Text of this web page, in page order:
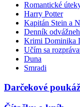
Romantické
Harry Potter
Kapitán Stein a
Denník
Krimi Dominika
Učím sa
Duna
Smradi
Darčekové